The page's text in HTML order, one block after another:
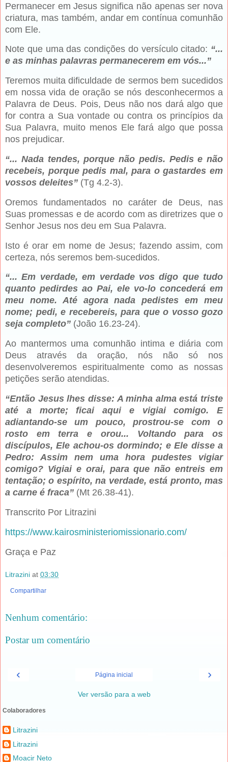
Permanecer em Jesus significa não apenas ser nova
criatura, mas também, andar em contínua comunhão
com Ele.
Note que uma das condições do versículo citado: “...
e as minhas palavras permanecerem em vós...”
Teremos muita dificuldade de sermos bem sucedidos
em nossa vida de oração se nós desconhecermos a
Palavra de Deus. Pois, Deus não nos dará algo que
for contra a Sua vontade ou contra os princípios da
Sua Palavra, muito menos Ele fará algo que possa
nos prejudicar.
“... Nada tendes, porque não pedis. Pedis e não
recebeis, porque pedis mal, para o gastardes em
vossos deleites” (Tg 4.2-3).
Oremos fundamentados no caráter de Deus, nas
Suas promessas e de acordo com as diretrizes que o
Senhor Jesus nos deu em Sua Palavra.
Isto é orar em nome de Jesus; fazendo assim, com
certeza, nós seremos bem-sucedidos.
“... Em verdade, em verdade vos digo que tudo
quanto pedirdes ao Pai, ele vo-lo concederá em
meu nome. Até agora nada pedistes em meu
nome; pedi, e recebereis, para que o vosso gozo
seja completo” (João 16.23-24).
Ao mantermos uma comunhão intima e diária com
Deus através da oração, nós não só nos
desenvolveremos espiritualmente como as nossas
petições serão atendidas.
“Então Jesus lhes disse: A minha alma está triste
até a morte; ficai aqui e vigiai comigo. E
adiantando-se um pouco, prostrou-se com o
rosto em terra e orou... Voltando para os
discípulos, Ele achou-os dormindo; e Ele disse a
Pedro: Assim nem uma hora pudestes vigiar
comigo? Vigiai e orai, para que não entreis em
tentação; o espírito, na verdade, está pronto, mas
a carne é fraca” (Mt 26.38-41).
Transcrito Por Litrazini
https://www.kairosministeriomissionario.com/
Graça e Paz
Litrazini at 03:30
Compartilhar
Nenhum comentário:
Postar um comentário
‹ ›
Página inicial
Ver versão para a web
Colaboradores
Litrazini
Litrazini
Moacir Neto